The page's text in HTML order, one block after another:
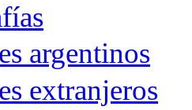
argentinos
extranjeros